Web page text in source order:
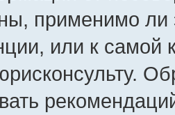
применимо ли
или к самой